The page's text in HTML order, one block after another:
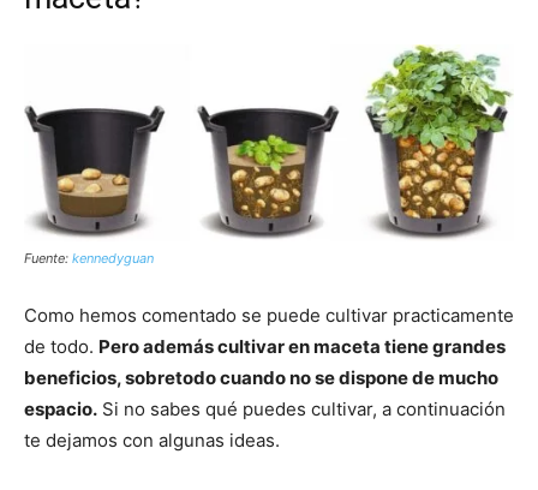
Fuente: kennedyguan
Como hemos comentado se puede cultivar practicamente
de todo. Pero además cultivar en maceta tiene grandes
beneficios, sobretodo cuando no se dispone de mucho
espacio. Si no sabes qué puedes cultivar, a continuación
te dejamos con algunas ideas.